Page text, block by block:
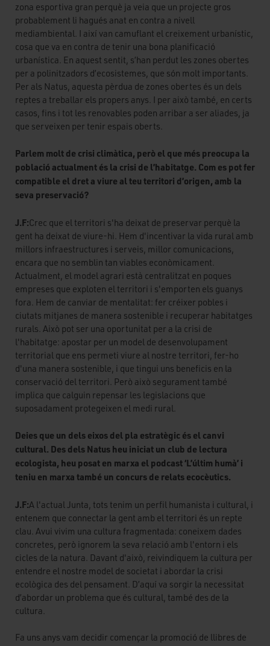
zona esportiva gran perquè ja veia que un projecte gros
probablement li hagués anat en contra a nivell
mediambiental. I així van camuflant el creixement urbanístic,
cosa que va en contra de tenir una bona planificació
urbanística. En aquest sentit, s’han perdut les zones obertes
per a polinitzadors d’ecosistemes, que són molt importants.
Per als Natus, aquesta pèrdua de zones obertes és un dels
reptes a treballar els propers anys. I per això també, en certs
casos, fins i tot les renovables poden arribar a ser aliades, ja
que serveixen per tenir espais oberts.
Parlem molt de crisi climàtica, però el que més preocupa la
població actualment és la crisi de l’habitatge. Com es pot fer
compatible el dret a viure al teu territori d’origen, amb la
seva preservació?
J.F:Crec que el territori s'ha deixat de preservar perquè la
gent ha deixat de viure-hi. Hem d'incentivar la vida rural amb
millors infraestructures i serveis, millor comunicacions,
encara que no semblin tan viables econòmicament.
Actualment, el model agrari està centralitzat en poques
empreses que exploten el territori i s'emporten els guanys
fora. Hem de canviar de mentalitat: fer créixer pobles i
ciutats mitjanes de manera sostenible i recuperar habitatges
rurals. Això pot ser una oportunitat per a la crisi de
l'habitatge: apostar per un model de desenvolupament
territorial que ens permeti viure al nostre territori, fer-ho
d'una manera sostenible, i que tingui uns beneficis en la
conservació del territori. Però això segurament també
implica que calguin repensar les legislacions que
suposadament protegeixen el medi rural.
Deies que un dels eixos del pla estratègic és el canvi
cultural. Des dels Natus heu iniciat un club de lectura
ecologista, heu posat en marxa el podcast ‘L’últim humà’ i
teniu en marxa també un concurs de relats ecocèutics.
J.F:A l'actual Junta, tots tenim un perfil humanista i cultural, i
entenem que connectar la gent amb el territori és un repte
clau. Avui vivim una cultura fragmentada: coneixem dades
concretes, però ignorem la seva relació amb l'entorn i els
cicles de la natura. Davant d'això, reivindiquem la cultura per
entendre el nostre model de societat i abordar la crisi
ecològica des del pensament. D’aquí va sorgir la necessitat
d’abordar un problema que és cultural, també des de la
cultura.
Fa uns anys vam decidir començar la promoció de llibres de